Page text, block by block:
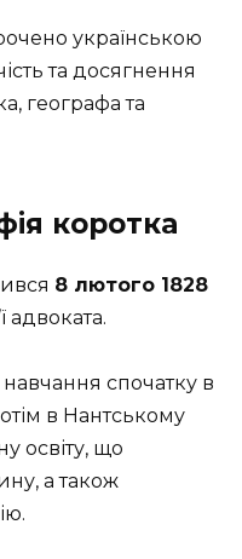
українською
та досягнення
географа та
коротка
8 лютого 1828
адвоката.
спочатку в
в Нантському
освіту, що
а також